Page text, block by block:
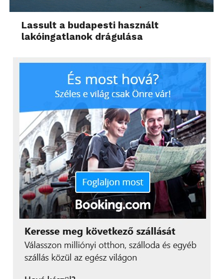
Lassult a budapesti használt
lakóingatlanok drágulása